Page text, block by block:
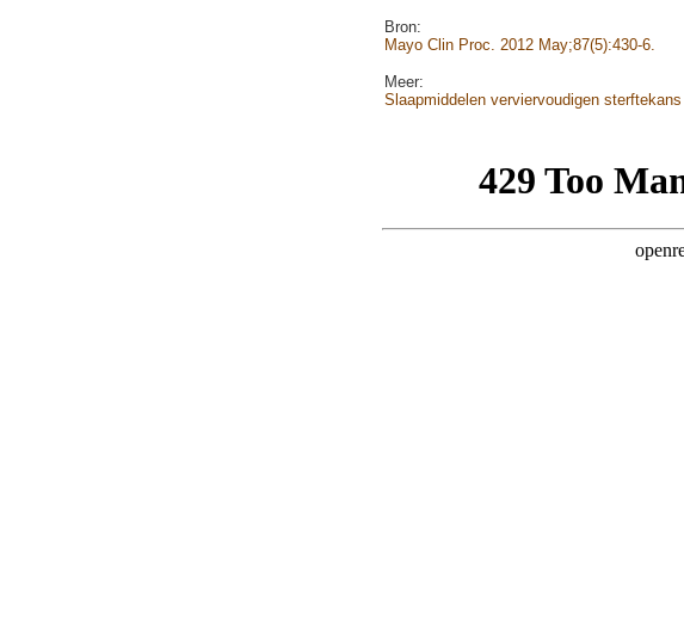
Bron:
Mayo Clin Proc. 2012 May;87(5):430-6.
Meer:
Slaapmiddelen verviervoudigen sterftekans